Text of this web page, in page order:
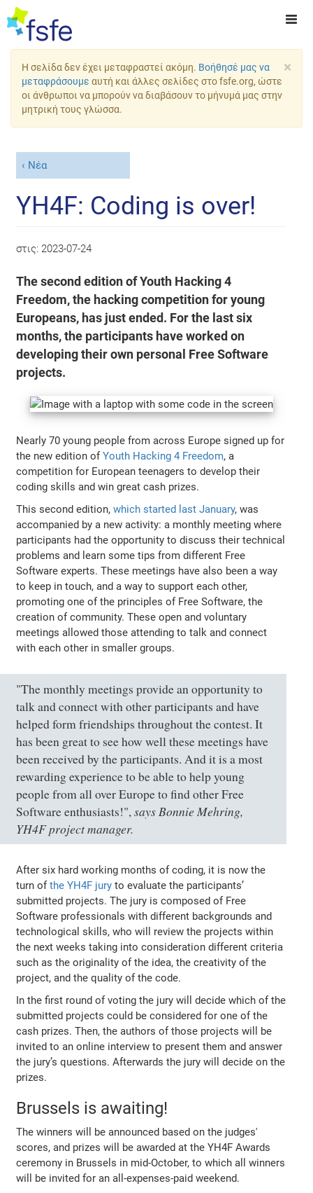
×
Η σελίδα δεν έχει μεταφραστεί ακόμη. Βοήθησέ μας να
μεταφράσουμε αυτή και άλλες σελίδες στο fsfe.org, ώστε
οι άνθρωποι να μπορούν να διαβάσουν το μήνυμά μας στην
μητρική τους γλώσσα.
Νέα
YH4F: Coding is over!
στις: 2023-07-24
The second edition of Youth Hacking 4
Freedom, the hacking competition for young
Europeans, has just ended. For the last six
months, the participants have worked on
developing their own personal Free Software
projects.
Nearly 70 young people from across Europe signed up for
the new edition ofYouth Hacking 4 Freedom, a
competition for European teenagers to develop their
coding skills and win great cash prizes.
This second edition,which started last January, was
accompanied by a new activity: a monthly meeting where
participants had the opportunity to discuss their technical
problems and learn some tips from different Free
Software experts. These meetings have also been a way
to keep in touch, and a way to support each other,
promoting one of the principles of Free Software, the
creation of community. These open and voluntary
meetings allowed those attending to talk and connect
with each other in smaller groups.
"The monthly meetings provide an opportunity to
talk and connect with other participants and have
helped form friendships throughout the contest. It
has been great to see how well these meetings have
been received by the participants. And it is a most
rewarding experience to be able to help young
people from all over Europe to find other Free
Software enthusiasts!",says Bonnie Mehring,
YH4F project manager.
After six hard working months of coding, it is now the
turn ofthe YH4F juryto evaluate the participants’
submitted projects. The jury is composed of Free
Software professionals with different backgrounds and
technological skills, who will review the projects within
the next weeks taking into consideration different criteria
such as the originality of the idea, the creativity of the
project, and the quality of the code.
In the first round of voting the jury will decide which of the
submitted projects could be considered for one of the
cash prizes. Then, the authors of those projects will be
invited to an online interview to present them and answer
the jury’s questions. Afterwards the jury will decide on the
prizes.
Brussels is awaiting!
The winners will be announced based on the judges'
scores, and prizes will be awarded at the YH4F Awards
ceremony in Brussels in mid-October, to which all winners
will be invited for an all-expenses-paid weekend.